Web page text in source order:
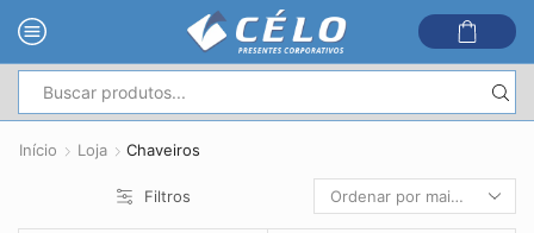
de
Início Loja Chaveiros
Filtros